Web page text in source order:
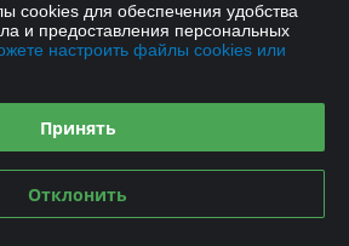
191897898
горисполком
08.01.2013
лицензию
и предложений: ул.Шаранговича, 19к20
cookies для обеспечения удобства
и предоставления персональных
настроить файлы cookies или
Принять
Отклонить